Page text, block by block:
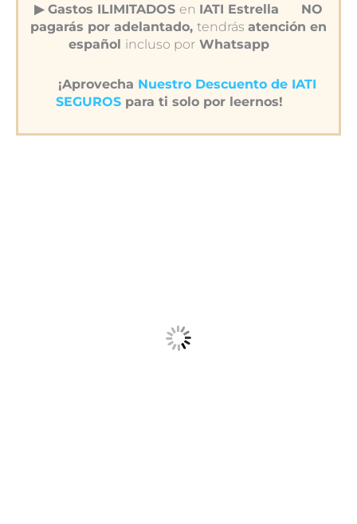
▶︎ Gastos ILIMITADOS en IATI Estrella
NO
pagarás por adelantado, tendrás atención en
español incluso por Whatsapp
¡Aprovecha Nuestro Descuento de IATI
SEGUROSpara ti solo por leernos!